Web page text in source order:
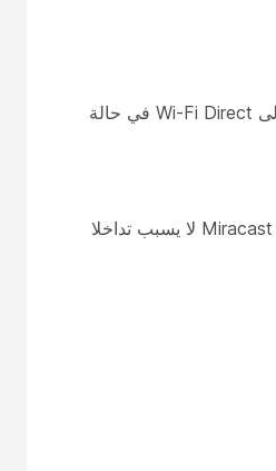
. يتم تعيين النقل إلى عبر البنية التحتية (Wi-Fi أو Ethernet) لأجهزة Windows، مع الرجوع التلقائي إلى Wi-Fi Direct في حالة
. تم ضبط النقل على MS-MICE فقط. (باستثناء منارات Miracast التي لا تزال تنبعث). يضمن أن Miracast لا يسبب تداخلا